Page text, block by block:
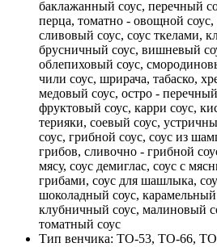
баклажанный соус, перечный
перца, томатно - овощной
сливовый соус, соус ткелами,
брусничный соус, вишневый
облепиховый соус,
чили соус, шрирача, табаско,
медовый соус, остро -
фруктовый соус, карри соус,
терияки, соевый соус,
соус, грибной соус, соус из
грибов, сливочно - грибной
мясу, соус демиглас, соус с
грибами, соус для шашлыка,
шоколадный соус,
клубничный соус, малиновый
томатный соус
Тип венчика: ТО-53, ТО-66,